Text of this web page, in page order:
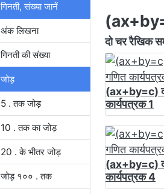
गिनती, संख्या जानें
अंक लिखना
गिनती की संख्या
जोड़
5 . तक जोड़
10 . तक का जोड़
20 . के भीतर जोड़
जोड़ १०० . तक
दो चर रैखिक
(ax+by=c)
कार्यपत्रक 1
(ax+by=c)
कार्यपत्रक 4